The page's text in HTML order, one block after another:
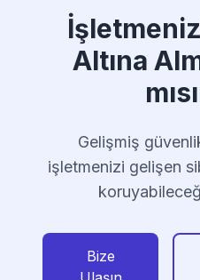
Altına
Gelişmiş
işletmenizi gelişen
Bize